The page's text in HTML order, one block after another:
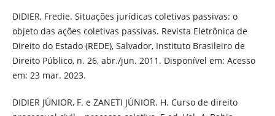
DIDIER, Fredie. Situações jurídicas coletivas passivas: o
objeto das ações coletivas passivas. Revista Eletrônica de
Direito do Estado (REDE), Salvador, Instituto Brasileiro de
Direito Público, n. 26, abr./jun. 2011. Disponível em: Acesso
em: 23 mar. 2023.
DIDIER JÚNIOR, F. e ZANETI JÚNIOR. H. Curso de direito